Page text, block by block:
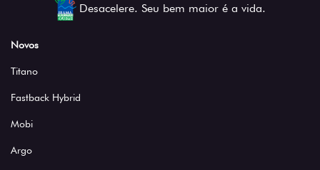
Desacelere. Seu bem maior é a vida.
Novos
Titano
Fastback Hybrid
Mobi
Argo